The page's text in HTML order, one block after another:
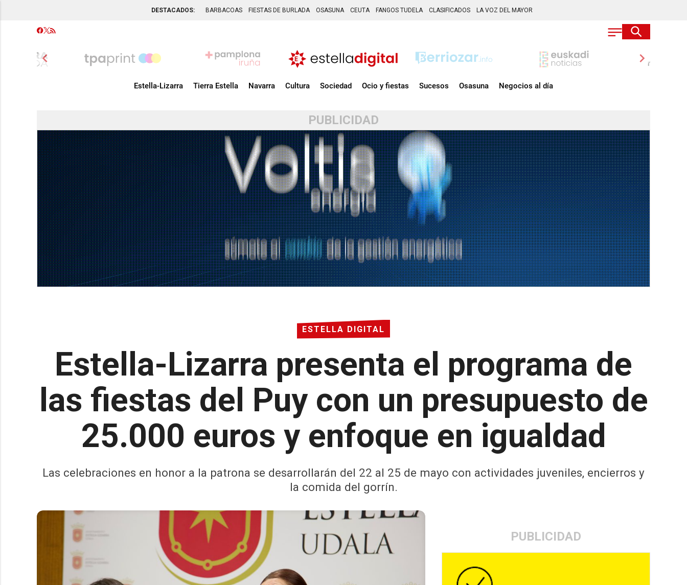
DESTACADOS: BARBACOAS FIESTAS DE BURLADA OSASUNA CEUTA FANGOS TUDELA CLASIFICADOS LA VOZ DEL MAYOR
chevron_left chevron_right
Estella-Lizarra Tierra Estella Navarra Cultura Sociedad Ocio y fiestas Sucesos Osasuna Negocios al día
PUBLICIDAD
ESTELLA DIGITAL
Estella-Lizarra presenta el programa de
las fiestas del Puy con un presupuesto de
25.000 euros y enfoque en igualdad
Las celebraciones en honor a la patrona se desarrollarán del 22 al 25 de mayo con actividades juveniles, encierros y
la comida del gorrín.
PUBLICIDAD